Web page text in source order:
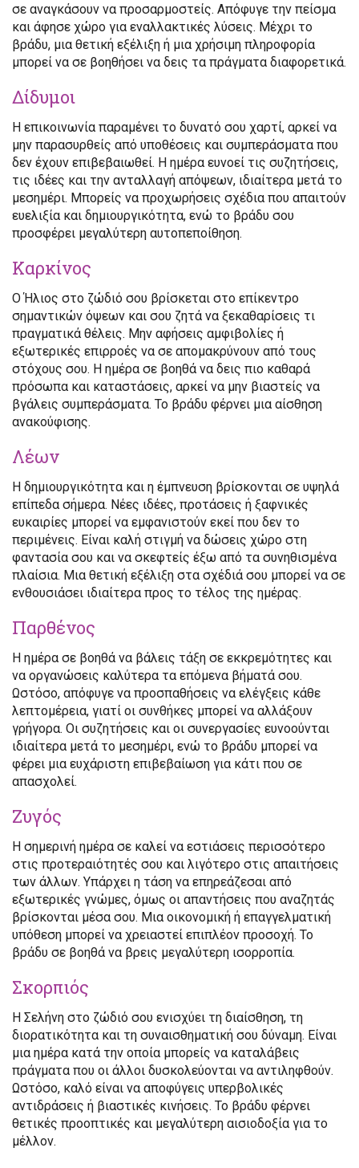
σε αναγκάσουν να προσαρμοστείς. Απόφυγε την πείσμα
και άφησε χώρο για εναλλακτικές λύσεις. Μέχρι το
βράδυ, μια θετική εξέλιξη ή μια χρήσιμη πληροφορία
μπορεί να σε βοηθήσει να δεις τα πράγματα διαφορετικά.
Δίδυμοι
Η επικοινωνία παραμένει το δυνατό σου χαρτί, αρκεί να
μην παρασυρθείς από υποθέσεις και συμπεράσματα που
δεν έχουν επιβεβαιωθεί. Η ημέρα ευνοεί τις συζητήσεις,
τις ιδέες και την ανταλλαγή απόψεων, ιδιαίτερα μετά το
μεσημέρι. Μπορείς να προχωρήσεις σχέδια που απαιτούν
ευελιξία και δημιουργικότητα, ενώ το βράδυ σου
προσφέρει μεγαλύτερη αυτοπεποίθηση.
Καρκίνος
Ο Ήλιος στο ζώδιό σου βρίσκεται στο επίκεντρο
σημαντικών όψεων και σου ζητά να ξεκαθαρίσεις τι
πραγματικά θέλεις. Μην αφήσεις αμφιβολίες ή
εξωτερικές επιρροές να σε απομακρύνουν από τους
στόχους σου. Η ημέρα σε βοηθά να δεις πιο καθαρά
πρόσωπα και καταστάσεις, αρκεί να μην βιαστείς να
βγάλεις συμπεράσματα. Το βράδυ φέρνει μια αίσθηση
ανακούφισης.
Λέων
Η δημιουργικότητα και η έμπνευση βρίσκονται σε υψηλά
επίπεδα σήμερα. Νέες ιδέες, προτάσεις ή ξαφνικές
ευκαιρίες μπορεί να εμφανιστούν εκεί που δεν το
περιμένεις. Είναι καλή στιγμή να δώσεις χώρο στη
φαντασία σου και να σκεφτείς έξω από τα συνηθισμένα
πλαίσια. Μια θετική εξέλιξη στα σχέδιά σου μπορεί να σε
ενθουσιάσει ιδιαίτερα προς το τέλος της ημέρας.
Παρθένος
Η ημέρα σε βοηθά να βάλεις τάξη σε εκκρεμότητες και
να οργανώσεις καλύτερα τα επόμενα βήματά σου.
Ωστόσο, απόφυγε να προσπαθήσεις να ελέγξεις κάθε
λεπτομέρεια, γιατί οι συνθήκες μπορεί να αλλάξουν
γρήγορα. Οι συζητήσεις και οι συνεργασίες ευνοούνται
ιδιαίτερα μετά το μεσημέρι, ενώ το βράδυ μπορεί να
φέρει μια ευχάριστη επιβεβαίωση για κάτι που σε
απασχολεί.
Ζυγός
Η σημερινή ημέρα σε καλεί να εστιάσεις περισσότερο
στις προτεραιότητές σου και λιγότερο στις απαιτήσεις
των άλλων. Υπάρχει η τάση να επηρεάζεσαι από
εξωτερικές γνώμες, όμως οι απαντήσεις που αναζητάς
βρίσκονται μέσα σου. Μια οικονομική ή επαγγελματική
υπόθεση μπορεί να χρειαστεί επιπλέον προσοχή. Το
βράδυ σε βοηθά να βρεις μεγαλύτερη ισορροπία.
Σκορπιός
Η Σελήνη στο ζώδιό σου ενισχύει τη διαίσθηση, τη
διορατικότητα και τη συναισθηματική σου δύναμη. Είναι
μια ημέρα κατά την οποία μπορείς να καταλάβεις
πράγματα που οι άλλοι δυσκολεύονται να αντιληφθούν.
Ωστόσο, καλό είναι να αποφύγεις υπερβολικές
αντιδράσεις ή βιαστικές κινήσεις. Το βράδυ φέρνει
θετικές προοπτικές και μεγαλύτερη αισιοδοξία για το
μέλλον.